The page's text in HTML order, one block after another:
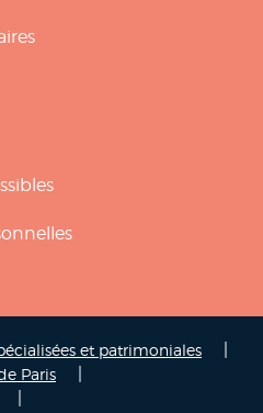
et patrimoniales
Paris